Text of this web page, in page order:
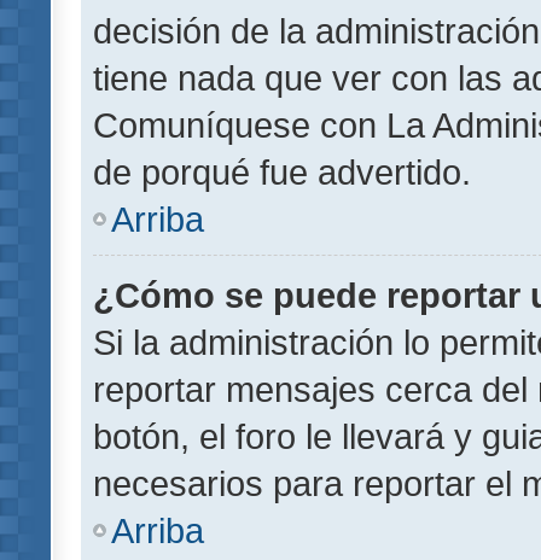
decisión de la
tiene nada que ver con las
Comuníquese con La
de porqué fue advertido.
Arriba
¿Cómo se puede reportar
Si la administración lo
reportar mensajes cerca
botón, el foro le llevará y
necesarios para reportar el
Arriba